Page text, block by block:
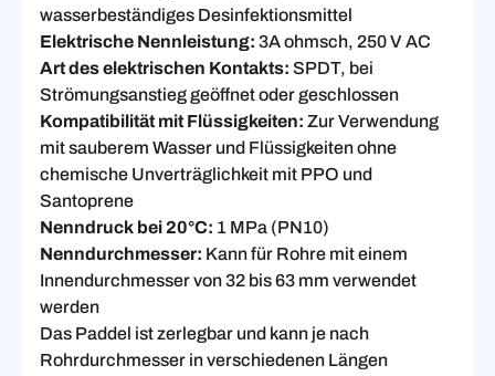
wasserbeständiges Desinfektionsmittel
Elektrische Nennleistung: 3A ohmsch, 250 V AC
Art des elektrischen Kontakts: SPDT, bei
Strömungsanstieg geöffnet oder geschlossen
Kompatibilität mit Flüssigkeiten: Zur Verwendung
mit sauberem Wasser und Flüssigkeiten ohne
chemische Unverträglichkeit mit PPO und
Santoprene
Nenndruck bei 20°C: 1 MPa (PN10)
Nenndurchmesser: Kann für Rohre mit einem
Innendurchmesser von 32 bis 63 mm verwendet
werden
Das Paddel ist zerlegbar und kann je nach
Rohrdurchmesser in verschiedenen Längen